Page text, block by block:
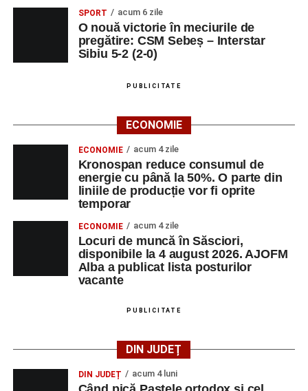
„Cicloaventurier de Sebeș”
al competiției MTB pentru copii.
LUNI, 24 AUGUST 2026
Ora 18.00– Activități recreative pentru copii, susținute de
trupele de teatru„Gepetto”și„Pied Piper”
Seară cu tradiții săsești, cu participarea:
Fanfarei din Petrești;
Trupei de Dansuri Săsești;
Alexandrei Pamfilie;
Alfred Dahinten.
– Proiecție cinematografică:
de Federico Fellini și Tullio Pinelli.
MARȚI, 25 AUGUST 2026
SPORT acum 6 zile
O nouă victorie în meciurile de
pregătire: CSM Sebeș – Interstar
Sibiu 5-2 (2-0)
PUBLICITATE
ECONOMIE
ECONOMIE acum 4 zile
Kronospan reduce consumul de
energie cu până la 50%. O parte din
liniile de producție vor fi oprite
temporar
ECONOMIE acum 4 zile
Locuri de muncă în Săsciori,
disponibile la 4 august 2026. AJOFM
Alba a publicat lista posturilor
vacante
PUBLICITATE
DIN JUDEȚ
DIN JUDEȚ acum 4 luni